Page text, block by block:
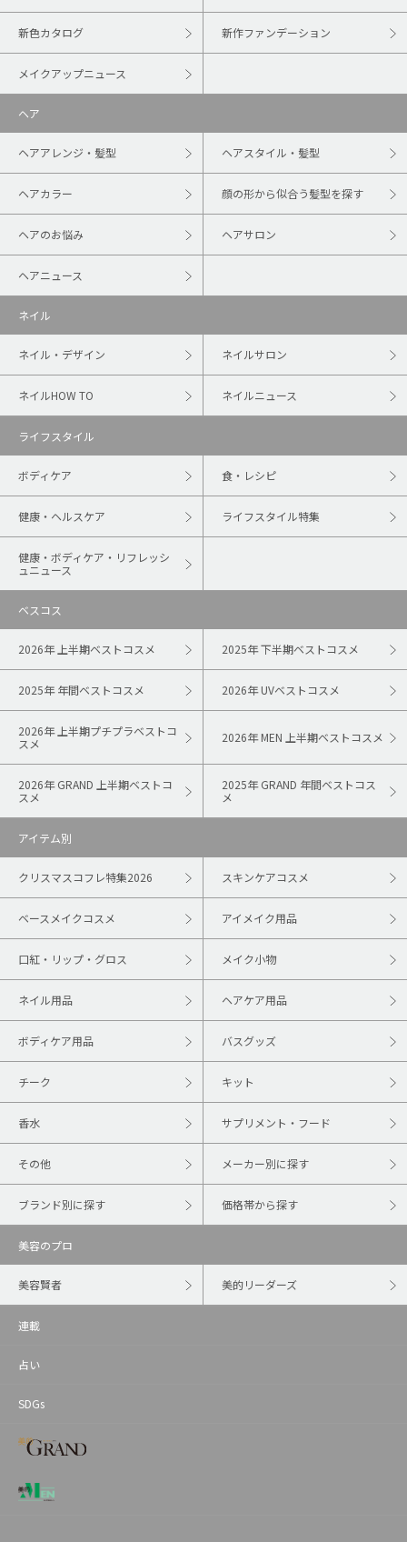
新色カタログ 新作ファンデーション
メイクアップニュース
ヘア
ヘアアレンジ・髪型 ヘアスタイル・髪型
ヘアカラー 顔の形から似合う髪型を探す
ヘアのお悩み ヘアサロン
ヘアニュース
ネイル
ネイル・デザイン ネイルサロン
ネイルHOW TO ネイルニュース
ライフスタイル
ボディケア 食・レシピ
健康・ヘルスケア ライフスタイル特集
健康・ボディケア・リフレッシ
ュニュース
ベスコス
2026年 上半期ベストコスメ 2025年 下半期ベストコスメ
2025年 年間ベストコスメ 2026年 UVベストコスメ
2026年 上半期プチプラベストコ
スメ
2026年 MEN 上半期ベストコスメ
2026年 GRAND 上半期ベストコ
スメ
2025年 GRAND 年間ベストコス
メ
アイテム別
クリスマスコフレ特集2026 スキンケアコスメ
ベースメイクコスメ アイメイク用品
口紅・リップ・グロス メイク小物
ネイル用品 ヘアケア用品
ボディケア用品 バスグッズ
チーク キット
香水 サプリメント・フード
その他 メーカー別に探す
ブランド別に探す 価格帯から探す
美容のプロ
美容賢者 美的リーダーズ
連載
占い
SDGs